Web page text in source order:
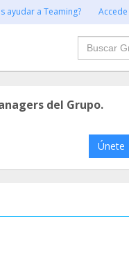
ayudar a Teaming? Accede
Buscar
del Grupo.
Únete